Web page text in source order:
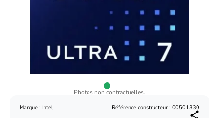
Photos non contractuelles.
Marque : Intel Référence constructeur : 00501330